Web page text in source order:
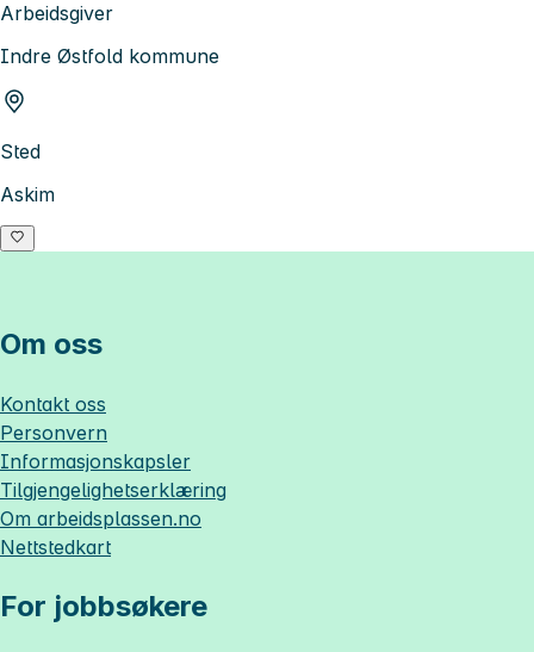
Arbeidsgiver
Indre Østfold kommune
Sted
Askim
Om oss
Kontakt oss
Personvern
Informasjonskapsler
Tilgjengelighetserklæring
Om arbeidsplassen.no
Nettstedkart
For jobbsøkere